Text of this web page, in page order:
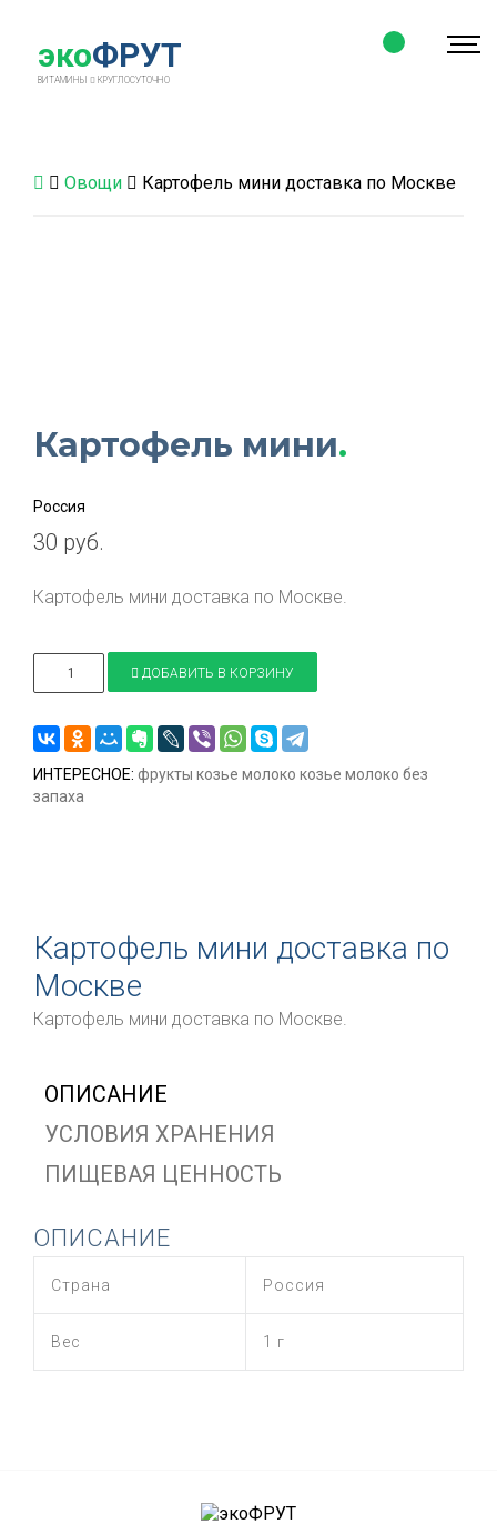
экоФРУТ
ВИТАМИНЫ КРУГЛОСУТОЧНО
Овощи Картофель мини доставка по Москве
Картофель мини.
Россия
30 руб.
Картофель мини доставка по Москве.
ДОБАВИТЬ В КОРЗИНУ
ИНТЕРЕСНОЕ: фрукты козье молоко козье молоко без
запаха
Картофель мини доставка по
Москве
Картофель мини доставка по Москве.
ОПИСАНИЕ
УСЛОВИЯ ХРАНЕНИЯ
ПИЩЕВАЯ ЦЕННОСТЬ
ОПИСАНИЕ
Страна Россия
Вес 1 г